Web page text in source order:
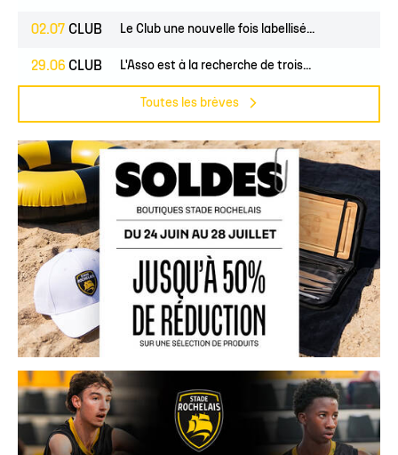
02.07 CLUB Le Club une nouvelle fois labellisé...
29.06 CLUB L'Asso est à la recherche de trois...
Toutes les brèves